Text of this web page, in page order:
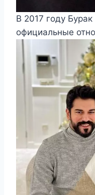
В 2017 году
официальные